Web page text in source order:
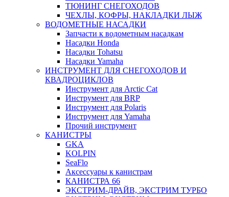
ТЮНИНГ СНЕГОХОДОВ
ЧЕХЛЫ, КОФРЫ, НАКЛАДКИ ЛЫЖ
ВОДОМЕТНЫЕ НАСАДКИ
Запчасти к водометным насадкам
Насадки Honda
Насадки Tohatsu
Насадки Yamaha
ИНСТРУМЕНТ ДЛЯ СНЕГОХОДОВ И
КВАДРОЦИКЛОВ
Инструмент для Arctic Cat
Инструмент для BRP
Инструмент для Polaris
Инструмент для Yamaha
Прочий инструмент
КАНИСТРЫ
GKA
KOLPIN
SeaFlo
Аксессуары к канистрам
КАНИСТРА 66
ЭКСТРИМ-ДРАЙВ, ЭКСТРИМ ТУРБО